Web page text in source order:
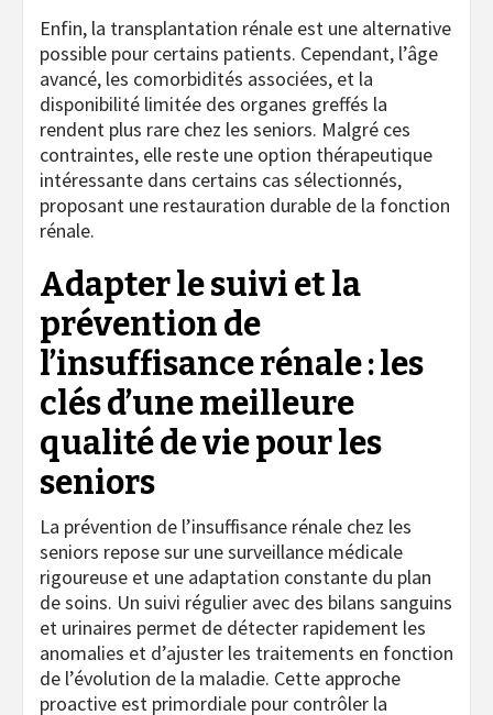
Enfin, la transplantation rénale est une alternative
possible pour certains patients. Cependant, l’âge
avancé, les comorbidités associées, et la
disponibilité limitée des organes greffés la
rendent plus rare chez les seniors. Malgré ces
contraintes, elle reste une option thérapeutique
intéressante dans certains cas sélectionnés,
proposant une restauration durable de la fonction
rénale.
Adapter le suivi et la
prévention de
l’insuffisance rénale : les
clés d’une meilleure
qualité de vie pour les
seniors
La prévention de l’insuffisance rénale chez les
seniors repose sur une surveillance médicale
rigoureuse et une adaptation constante du plan
de soins. Un suivi régulier avec des bilans sanguins
et urinaires permet de détecter rapidement les
anomalies et d’ajuster les traitements en fonction
de l’évolution de la maladie. Cette approche
proactive est primordiale pour contrôler la